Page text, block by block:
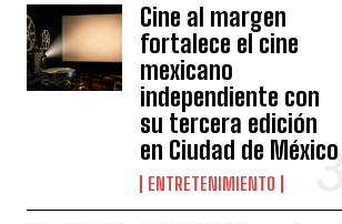
Cine al margen
fortalece el cine
mexicano
independiente con
su tercera edición
en Ciudad de México
ENTRETENIMIENTO